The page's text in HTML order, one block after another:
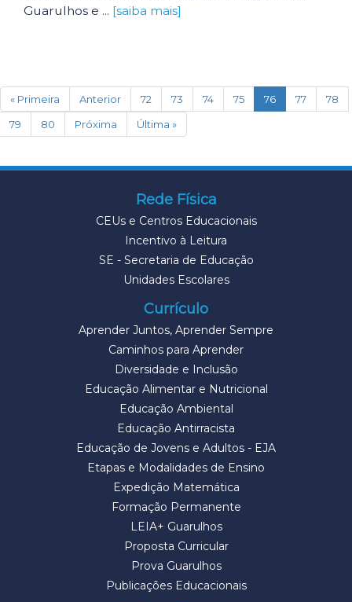
Guarulhos e ... [saiba mais]
« Primeira Anterior 72 73 74 75 76(current)
77
78
79
80 Próxima Última »
Rede Física
CEUs e Centros Educacionais
Incentivo à Leitura
SE - Secretaria de Educação
Unidades Escolares
Currículo
Aprender Juntos, Aprender Sempre
Caminhos para Aprender
Diversidade e Inclusão
Educação Alimentar e Nutricional
Educação Ambiental
Educação Antirracista
Educação de Jovens e Adultos - EJA
Etapas e Modalidades de Ensino
Expedição Matemática
Formação Permanente
LEIA+ Guarulhos
Proposta Curricular
Prova Guarulhos
Publicações Educacionais